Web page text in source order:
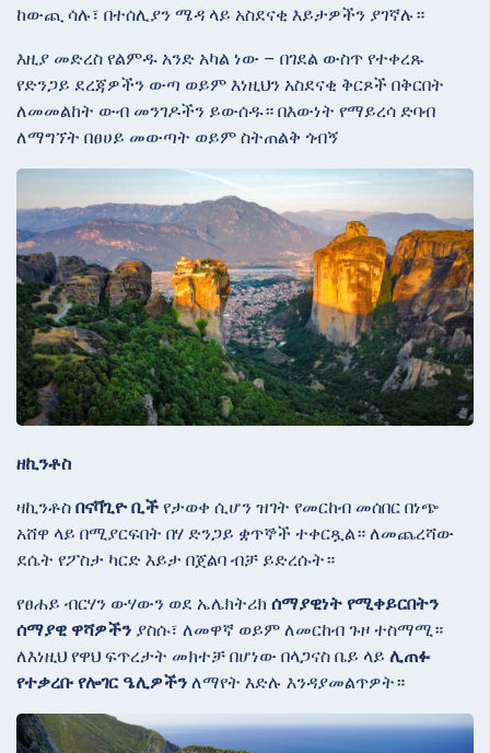
ከውጪ ሳሉ፣ በተሰሊያን ሜዳ ላይ አስደናቂ እይታዎችን ያገኛሉ።
እዚያ መድረስ የልምዱ አንድ አካል ነው – በገደል ውስጥ የተቀረጹ
የድንጋይ ደረጃዎችን ውጣ ወይም እነዚህን አስደናቂ ቅርጾች በቅርበት
ለመመልከት ውብ መንገዶችን ይውሰዱ። በእውነት የማይረሳ ድባብ
ለማግኘት በፀሀይ መውጣት ወይም ስትጠልቅ ጎብኝ
ዘኪንቶስ
ዛኪንቶስ በናቫጊዮ ቢች የታወቀ ሲሆን ዝገት የመርከብ መሰበር በነጭ
አሸዋ ላይ በሚያርፍበት በሃ ድንጋይ ቋጥኞች ተቀርጿል። ለመጨረሻው
ደሴት የፖስታ ካርድ እይታ በጀልባ ብቻ ይድረሱት።
የፀሐይ ብርሃን ውሃውን ወደ ኤሌክትሪክ ሰማያዊነት የሚቀይርበትን
ሰማያዊ ዋሻዎችን ያስሱ፣ ለመዋኛ ወይም ለመርከብ ጉዞ ተስማሚ።
ለእነዚህ የዋህ ፍጥረታት መክተቻ በሆነው በላጋናስ ቤይ ላይ ሊጠፉ
የተቃረቡ የሎገር ዔሊዎችን ለማየት እድሉ እንዳያመልጥዎት።